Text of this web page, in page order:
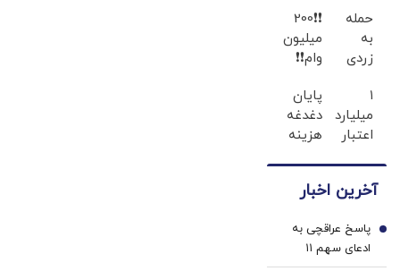
حمله
به
زردی
ها با
ژل
سفید
خرید40%تخفیف
❗❗200
میلیون
وام❗❗
احراز
هویت
۱
میلیارد
اعتبار
بدون
و چک
پایان
دغدغه
هزینه
پزشکی
سفید
کننده
آخرین اخبار
پاسخ عراقچی به
ادعای سهم ۱۱
1